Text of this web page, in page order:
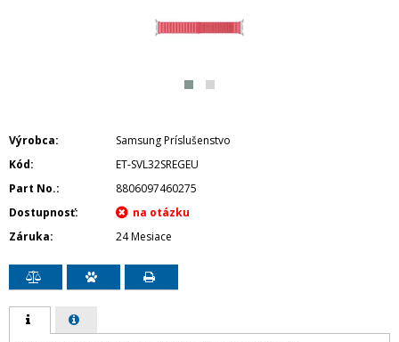
Výrobca
Samsung Príslušenstvo
Kód
ET-SVL32SREGEU
Part No.
8806097460275
Dostupnosť
Záruka
24 Mesiace